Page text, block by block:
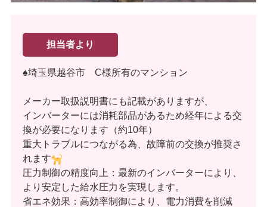
担当者より
♠埼玉県越谷市 C様所有のマンション
メーカー取扱説明書にも記載がありますが、
インバーターには消耗部品があるため経年による交
換が必要になります（約10年）
重大トラブルにつながる為、故障前の交換が推奨さ
れます
圧力制御の精度向上：最新のインバーターにより、
より安定した給水圧力を実現します。
省エネ効果：高効率制御により、電力消費を削減